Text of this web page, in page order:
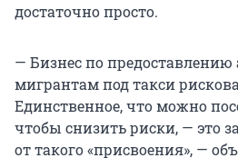
достаточно просто.
— Бизнес по предоставлению
мигрантам под такси
Единственное, что можно
чтобы снизить риски, — это
от такого «присвоения», —